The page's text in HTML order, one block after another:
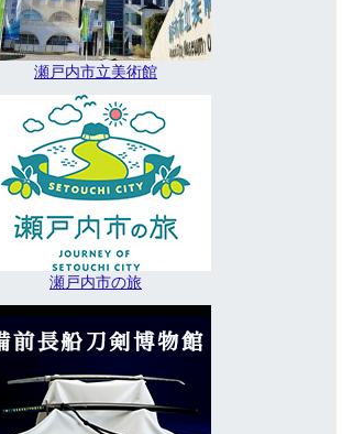
瀬戸内市立美術館
瀬戸内市の旅